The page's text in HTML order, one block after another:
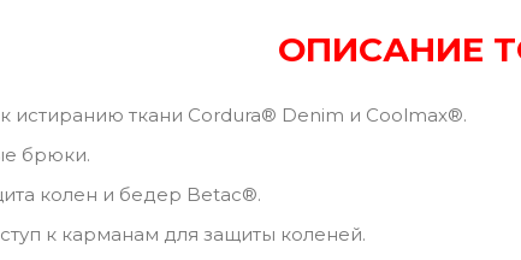
ОПИСАНИЕ
истиранию ткани Cordura® Denim и Coolmax®.
брюки.
колен и бедер Betac®.
к карманам для защиты коленей.